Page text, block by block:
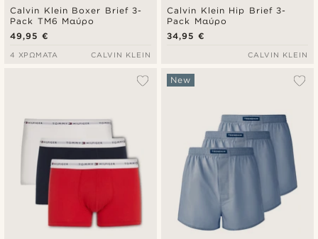
Calvin Klein Boxer Brief 3-
Pack TM6 Μαύρο
49,95 €
4 ΧΡΏΜΑΤΑ CALVIN KLEIN
Calvin Klein Hip Brief 3-
Pack Μαύρο
34,95 €
CALVIN KLEIN
New